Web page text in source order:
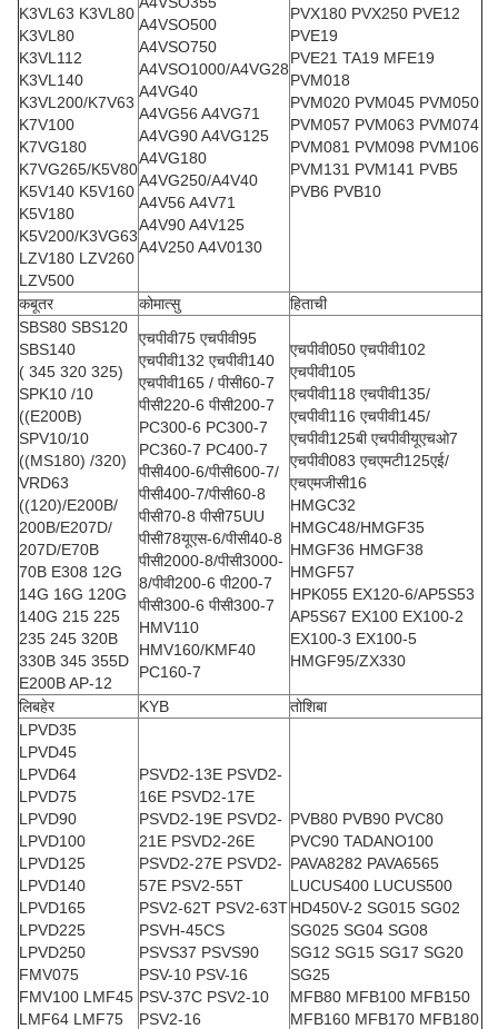
K3VL63 K3VL80
K3VL80
K3VL112
K3VL140
K3VL200/K7V63
K7V100
K7VG180
K7VG265/K5V80
K5V140 K5V160
K5V180
K5V200/K3VG63
LZV180 LZV260
LZV500
A4VSO500
A4VSO750
A4VSO1000/A4VG28
A4VG40
A4VG56 A4VG71
A4VG90 A4VG125
A4VG180
A4VG250/A4V40
A4V56 A4V71
A4V90 A4V125
A4V250 A4V0130
PVX180 PVX250 PVE12
PVE19
PVE21 TA19 MFE19
PVM018
PVM020 PVM045 PVM050
PVM057 PVM063 PVM074
PVM081 PVM098 PVM106
PVM131 PVM141 PVB5
PVB6 PVB10
कबूतर कोमात्सु
हिताची
SBS80 SBS120
SBS140
( 345 320 325)
SPK10 /10
((E200B)
SPV10/10
((MS180) /320)
VRD63
((120)/E200B/
200B/E207D/
207D/E70B
70B E308 12G
14G 16G 120G
140G 215 225
235 245 320B
330B 345 355D
E200B AP-12
एचपीवी75 एचपीवी95
एचपीवी132 एचपीवी140
एचपीवी165 / पीसी60-7
पीसी220-6 पीसी200-7
PC300-6 PC300-7
PC360-7 PC400-7
पीसी400-6/पीसी600-7/
पीसी400-7/पीसी60-8
पीसी70-8 पीसी75UU
पीसी78यूएस-6/पीसी40-8
पीसी2000-8/पीसी3000-
8/पीवी200-6 पी200-7
पीसी300-6 पीसी300-7
HMV110
HMV160/KMF40
PC160-7
एचपीवी050 एचपीवी102
एचपीवी105
एचपीवी118 एचपीवी135/
एचपीवी116 एचपीवी145/
एचपीवी125बी एचपीवीयूएचओ7
एचपीवी083 एचएमटी125एई/
एचएमजीसी16
HMGC32
HMGC48/HMGF35
HMGF36 HMGF38
HMGF57
HPK055 EX120-6/AP5S53
AP5S67 EX100 EX100-2
EX100-3 EX100-5
HMGF95/ZX330
लिबहेर KYB
तोशिबा
LPVD35
LPVD45
LPVD64
LPVD75
LPVD90
LPVD100
LPVD125
LPVD140
LPVD165
LPVD225
LPVD250
FMV075
FMV100 LMF45
LMF64 LMF75
PSVD2-13E PSVD2-
16E PSVD2-17E
PSVD2-19E PSVD2-
21E PSVD2-26E
PSVD2-27E PSVD2-
57E PSV2-55T
PSV2-62T PSV2-63T
PSVH-45CS
PSVS37 PSVS90
PSV-10 PSV-16
PSV-37C PSV2-10
PSV2-16
PVB80 PVB90 PVC80
PVC90 TADANO100
PAVA8282 PAVA6565
LUCUS400 LUCUS500
HD450V-2 SG015 SG02
SG025 SG04 SG08
SG12 SG15 SG17 SG20
SG25
MFB80 MFB100 MFB150
MFB160 MFB170 MFB180